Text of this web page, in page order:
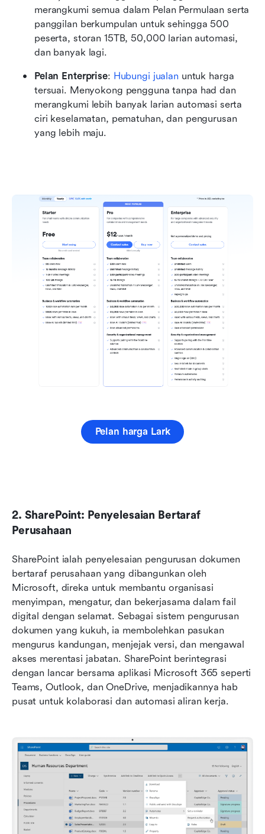
merangkumi semua dalam Pelan Permulaan serta
panggilan berkumpulan untuk sehingga 500
peserta, storan 15TB, 50,000 larian automasi,
dan banyak lagi.
Pelan Enterprise: Hubungi jualan untuk harga
tersuai. Menyokong pengguna tanpa had dan
merangkumi lebih banyak larian automasi serta
ciri keselamatan, pematuhan, dan pengurusan
yang lebih maju.
Pelan harga Lark
2. SharePoint: Penyelesaian Bertaraf
Perusahaan
SharePoint ialah penyelesaian pengurusan dokumen
bertaraf perusahaan yang dibangunkan oleh
Microsoft, direka untuk membantu organisasi
menyimpan, mengatur, dan bekerjasama dalam fail
digital dengan selamat. Sebagai sistem pengurusan
dokumen yang kukuh, ia membolehkan pasukan
mengurus kandungan, menjejak versi, dan mengawal
akses merentasi jabatan. SharePoint berintegrasi
dengan lancar bersama aplikasi Microsoft 365 seperti
Teams, Outlook, dan OneDrive, menjadikannya hab
pusat untuk kolaborasi dan automasi aliran kerja.